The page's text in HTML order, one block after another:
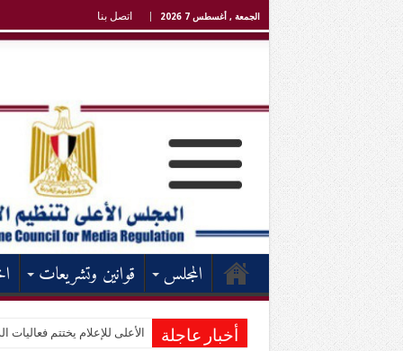
الجمعة , أغسطس 7 2026 اتصل بنا
المجلس قوانين وتشريعات
أخبار عاجلة الأعلى للإعلام يختتم فعاليات